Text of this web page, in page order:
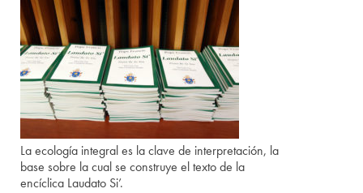
La ecología integral es la clave de interpretación, la
base sobre la cual se construye el texto de la
encíclica Laudato Si’.